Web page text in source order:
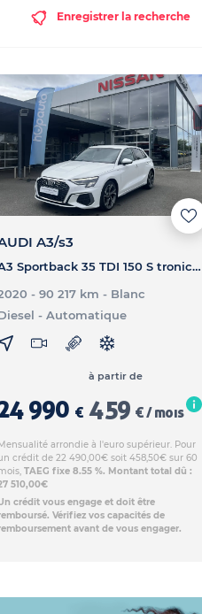
Enregistrer la recherche
A3/s3
A3 Sportback 35 TDI 150 S tronic 7 - S Line
- 90 217 km - Blanc
- Automatique
990 €
à partir de
459 € / mois
arrondie à l'euro supérieur. Pour
crédit de 22 490,00€ soit 458,50€ sur 60
TAEG fixe 8.55 %. Montant total dû :
510,00€
crédit vous engage et doit être
Vérifiez vos capacités de
avant de vous engager.